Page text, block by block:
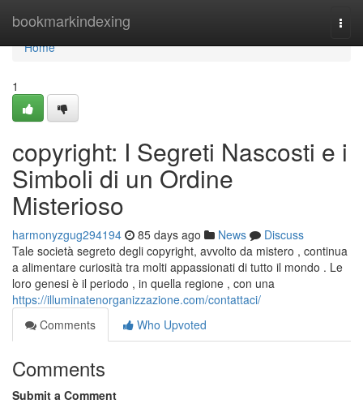
bookmarkindexing
Home
Home
1
copyright: I Segreti Nascosti e i
Simboli di un Ordine
Misterioso
harmonyzgug294194 85 days ago News
Discuss
Tale società segreto degli copyright, avvolto da mistero , continua
a alimentare curiosità tra molti appassionati di tutto il mondo . Le
loro genesi è il periodo , in quella regione , con una
https://illuminatenorganizzazione.com/contattaci/
Comments
Who Upvoted
Comments
Submit a Comment